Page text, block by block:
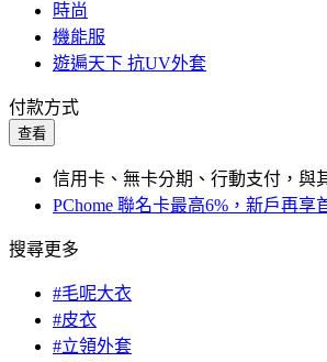
時尚
機能服
遊遍天下 抗UV外套
付款方式
查看
信用卡、無卡分期、行動支付，與
PChome 聯名卡最高6%，新戶再享
搜尋更多
#毛呢大衣
#皮衣
#立領外套